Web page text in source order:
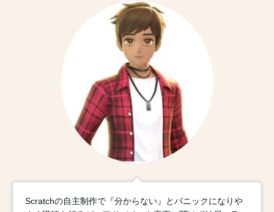
Scratchの自主制作で『分からない』とパニックになりや